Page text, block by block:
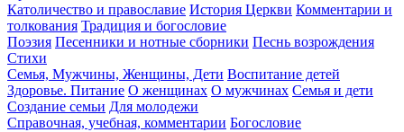
Католичество и православие История Церкви Комментарии и
толкования Традиция и богословие
Поэзия Песенники и нотные сборники Песнь возрождения
Стихи
Семья, Мужчины, Женщины, Дети Воспитание детей
Здоровье. Питание О женщинах О мужчинах Семья и дети
Создание семьи Для молодежи
Справочная, учебная, комментарии Богословие